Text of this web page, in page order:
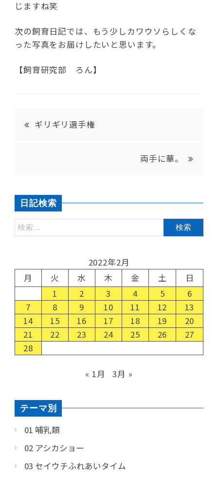
じますね笑
次の飼育日記では、もう少しカワウソらしくな
った写真をお届けしたいと思います。
【飼育研究部 ろん】
ギリギリ選手権
両手に華。
日記検索
2022年2月
月
火 水 木 金 土
日
1
2 3 4 5
6
7
8 9 10 11 12
13
14
15 16 17 18 19
20
21
22 23 24 25 26
27
28
« 1月 3月 »
テーマ別
01 哺乳類
02 アシカショー
03 セイウチふれあいタイム